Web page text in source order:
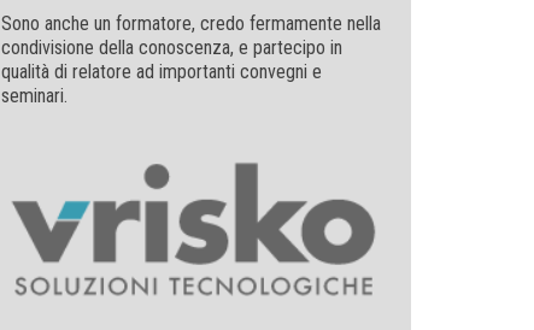
Sono anche un formatore, credo fermamente nella
condivisione della conoscenza, e partecipo in
qualità di relatore ad importanti convegni e
seminari.